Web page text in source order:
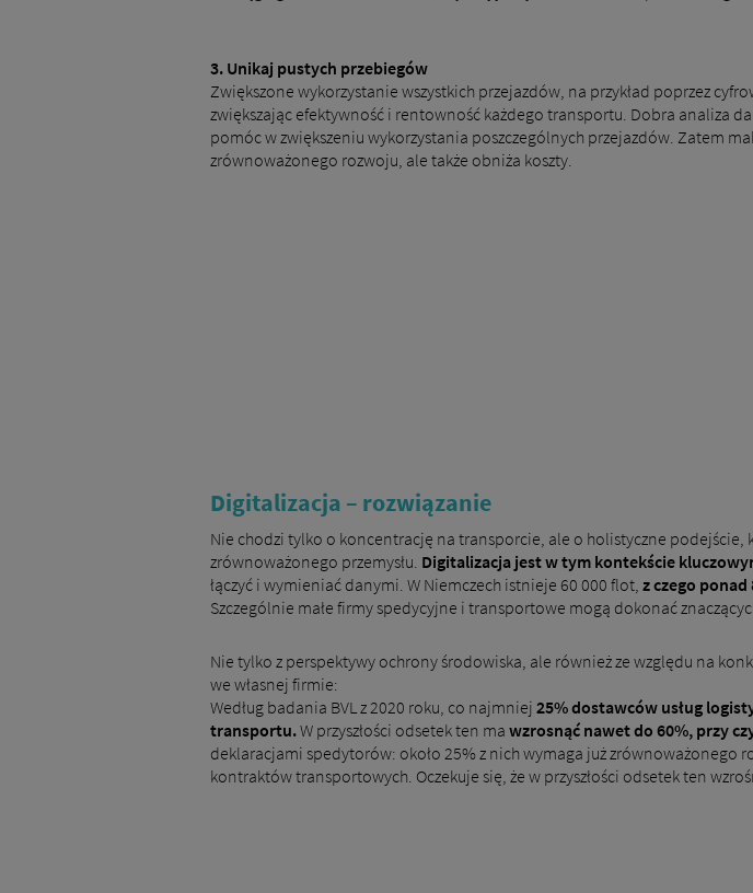
3. Unikaj pustych przebiegów
Zwiększone wykorzystanie wszystkich przejazdów, na przykład poprzez
zwiększając efektywność i rentowność każdego transportu. Dobra analiza
pomóc w zwiększeniu wykorzystania poszczególnych przejazdów. Zatem
zrównoważonego rozwoju, ale także obniża koszty.
Digitalizacja – rozwiązanie
Nie chodzi tylko o koncentrację na transporcie, ale o holistyczne
zrównoważonego przemysłu. Digitalizacja jest w tym kontekście
łączyć i wymieniać danymi. W Niemczech istnieje 60 000 flot, z czego
Szczególnie małe firmy spedycyjne i transportowe mogą dokonać
Nie tylko z perspektywy ochrony środowiska, ale również ze względu na
we własnej firmie:
Według badania BVL z 2020 roku, co najmniej 25% dostawców usług
transportu.W przyszłości odsetek ten ma wzrosnąć nawet do 60%, przy
deklaracjami spedytorów: około 25% z nich wymaga już
kontraktów transportowych. Oczekuje się, że w przyszłości odsetek ten